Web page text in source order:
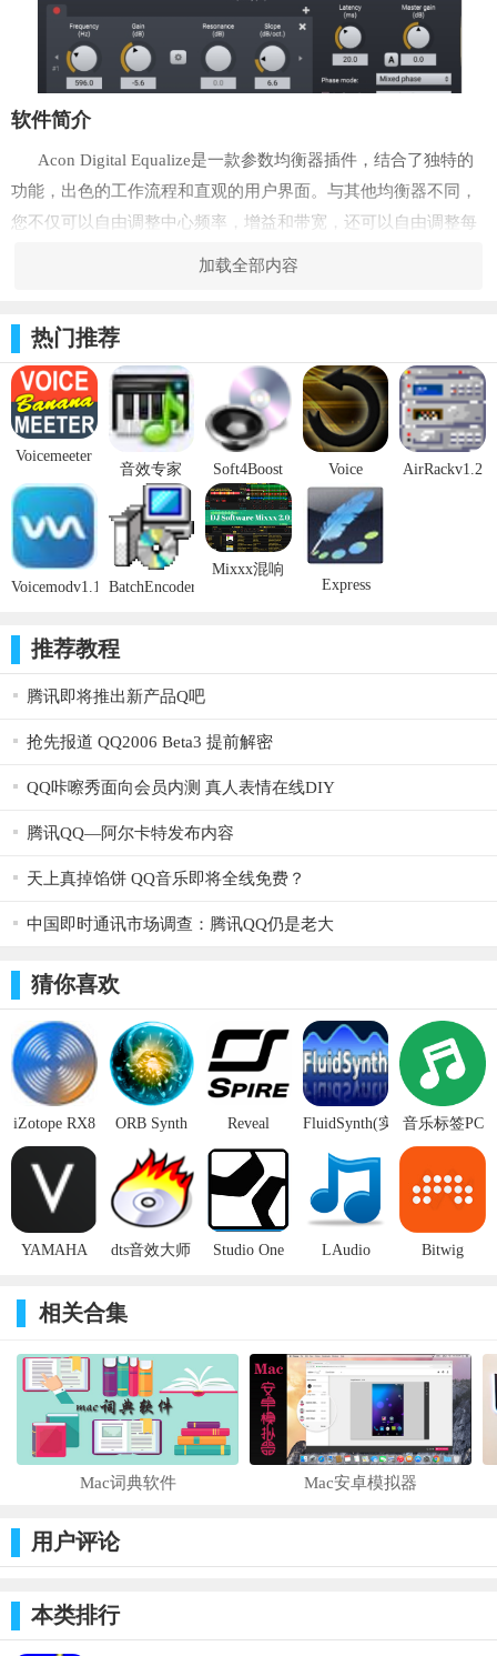
软件简介
Acon Digital Equalize是一款参数均衡器插件，结合了独特的
功能，出色的工作流程和直观的用户界面。与其他均衡器不同，
您不仅可以自由调整中心频率，增益和带宽，还可以自由调整每
个频段的滤波器斜率。滤波器斜率可设置为每个倍频程3 dB至超
运行。Equalize更进了一步，并引入了独特的混合相位模式，允
许您在5到120毫秒的范围内自由设置延迟，同时尽可能保持相位
关系。这给出了对潜在的预振铃伪像的独特控制，这是线性相位
滤波的常见问题。低于20毫秒的延迟值确保任何预振铃被人类听
觉的时间掩蔽所掩盖，同时保持可听频率范围内的时间对准。
插件特点
已经非常小心地提供直接使用的用户界面。可以使用手柄直
接在频率响应的图形表示中调整波段参数，包括带宽和滤波器斜
地在每个频段的全频，中频，侧频，左声道或右声道处理之间切
换，Equalize可在内部自动路由音频信号，以确保获得最佳效果
和最低延迟。
使用注意
八种不同的带式过滤器类型 - 低切，低架，峰值，倾斜，带
通，缺口，高架和高切
独立选择每个频段的频道模式（中，侧，左，右或全处理）
Acon Digital Equalize 2适用于Windows（PC）和OS
X（Macintosh）。32位和64位版本均可用，并且支持插件格式
VST，VST3，AAX和音频单元（仅限OS X）。所有Equalize客户
都可以免费升级到版本2，许可证密钥在版本2中有效。
加载全部内容
热门推荐
Voicemeeter
汉化版
音效专家
v2.6 免费版
Soft4Boost
Any Audio
Grabberv6.8.1
免费版
Voice
Againv1.8 免
费版
AirRackv1.2
Voicemodv1.1.3.1BatchEncoder
Mixxx混响
Express
推荐教程
腾讯即将推出新产品Q吧
抢先报道 QQ2006 Beta3 提前解密
QQ咔嚓秀面向会员内测 真人表情在线DIY
腾讯QQ—阿尔卡特发布内容
天上真掉馅饼 QQ音乐即将全线免费？
中国即时通讯市场调查：腾讯QQ仍是老大
猜你喜欢
iZotope RX8
破解版(附破
解补丁)
ORB Synth
电脑版
Reveal
Sound
Spire(虚拟音
频合成器)
FluidSynth(实
器)
音乐标签PC
版
YAMAHA
合成器软件)
dts音效大师
Studio One
LAudio
Bitwig
相关合集
Mac词典软件 Mac安卓模拟器
用户评论
本类排行